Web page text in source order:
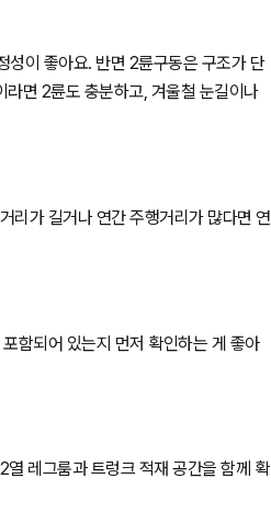
성이 좋아요. 반면 2륜구동은 구조가 단
면 2륜도 충분하고, 겨울철 눈길이나
리가 길거나 연간 주행거리가 많다면 연
함되어 있는지 먼저 확인하는 게 좋아
레그룸과 트렁크 적재 공간을 함께 확